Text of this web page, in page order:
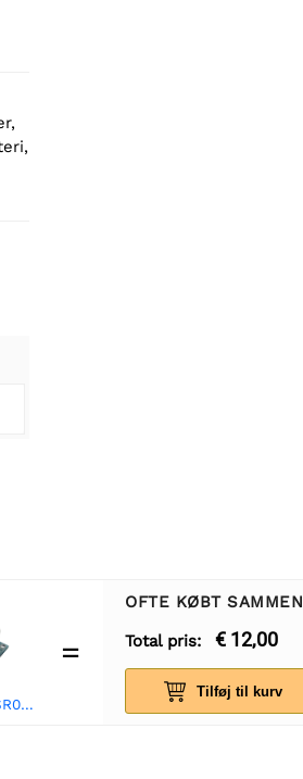
Opencircuit HC-SR04 Ultralydsafstandsregistreringsmodul
=
OFTE KØBT SAMMEN
Total pris:
€ 12,00
Tilføj til kurv